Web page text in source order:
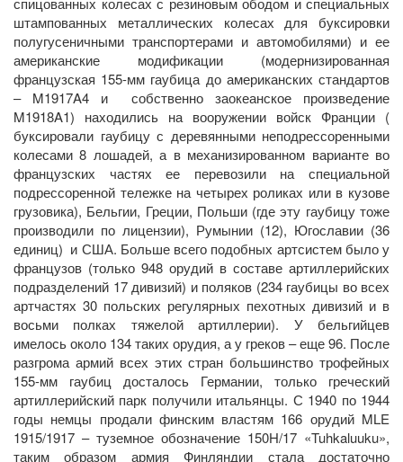
штампованных металлических колесах для буксировки
полугусеничными транспортерами и автомобилями) и ее
американские модификации (модернизированная
французская 155-мм гаубица до американских стандартов
– M1917A4 и собственно заокеанское произведение
M1918A1) находились на вооружении войск Франции (
буксировали гаубицу с деревянными неподрессоренными
колесами 8 лошадей, а в механизированном варианте во
французских частях ее перевозили на специальной
подрессоренной тележке на четырех роликах или в кузове
грузовика), Бельгии, Греции, Польши (где эту гаубицу тоже
производили по лицензии), Румынии (12), Югославии (36
единиц) и США. Больше всего подобных артсистем было у
французов (только 948 орудий в составе артиллерийских
подразделений 17 дивизий) и поляков (234 гаубицы во всех
артчастях 30 польских регулярных пехотных дивизий и в
восьми полках тяжелой артиллерии). У бельгийцев
имелось около 134 таких орудия, а у греков – еще 96. После
разгрома армий всех этих стран большинство трофейных
155-мм гаубиц досталось Германии, только греческий
артиллерийский парк получили итальянцы. С 1940 по 1944
годы немцы продали финским властям 166 орудий MLE
1915/1917 – туземное обозначение 150H/17 «Tuhkaluuku»,
таким образом армия Финляндии стала достаточно